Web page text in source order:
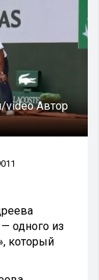
videoАвтор
одного из
который